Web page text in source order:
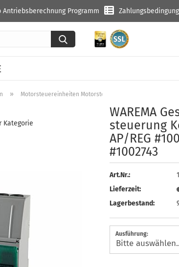
Antriebsberechnung Programm
Suche...
» Motorsteuereinheiten Motorsteuergeräte (MSE MSG)
Kategorie
WA­RE­MA
steue­rung
AP/REG
#1002743
Art.Nr.:
Lieferzeit:
Lagerbestand:
Ausführung: